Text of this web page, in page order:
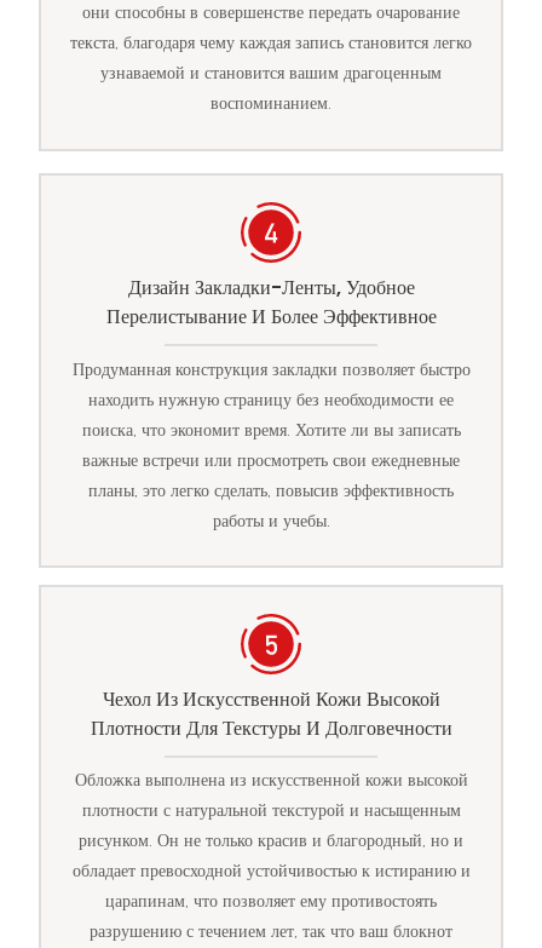
они способны в совершенстве передать очарование
текста, благодаря чему каждая запись становится легко
узнаваемой и становится вашим драгоценным
воспоминанием.
Дизайн Закладки-Ленты, Удобное
Перелистывание И Более Эффективное
Продуманная конструкция закладки позволяет быстро
находить нужную страницу без необходимости ее
поиска, что экономит время. Хотите ли вы записать
важные встречи или просмотреть свои ежедневные
планы, это легко сделать, повысив эффективность
работы и учебы.
Чехол Из Искусственной Кожи Высокой
Плотности Для Текстуры И Долговечности
Обложка выполнена из искусственной кожи высокой
плотности с натуральной текстурой и насыщенным
рисунком. Он не только красив и благородный, но и
обладает превосходной устойчивостью к истиранию и
царапинам, что позволяет ему противостоять
разрушению с течением лет, так что ваш блокнот